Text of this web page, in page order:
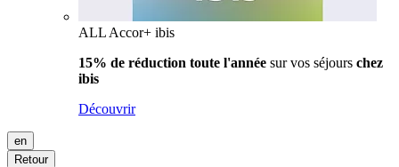
ALL Accor+ ibis
15% de réduction toute l'année sur vos séjours chez
ibis
Découvrir
en
Retour